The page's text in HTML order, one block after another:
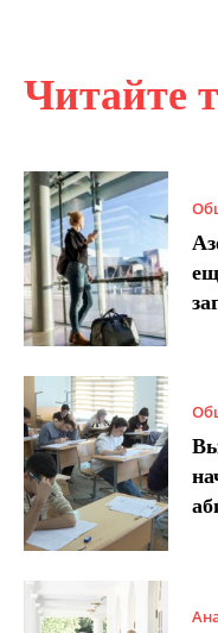
Читайте